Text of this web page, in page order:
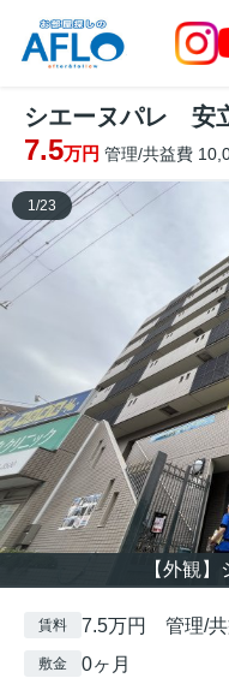
シエーヌパレ 安
7.5万円 管理/共益費
【外観
1 /23
賃料 7.5万円 管理/共
敷金 0ヶ月